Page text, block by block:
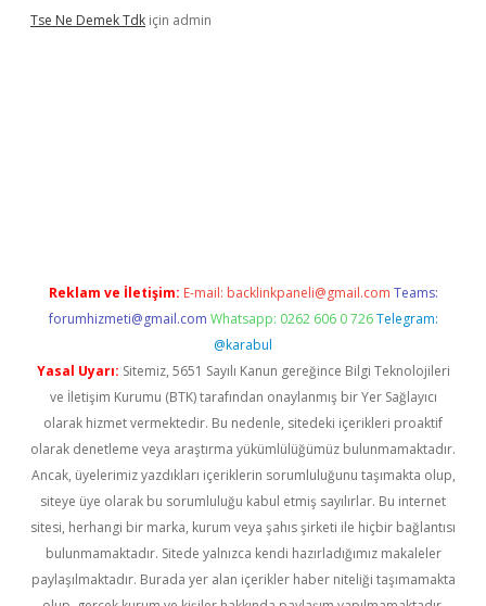
Tse Ne Demek Tdk için admin
Reklam ve İletişim: E-mail: backlinkpaneli@gmail.com Teams:
forumhizmeti@gmail.com Whatsapp: 0262 606 0 726 Telegram:
@karabul
Yasal Uyarı: Sitemiz, 5651 Sayılı Kanun gereğince Bilgi Teknolojileri
ve İletişim Kurumu (BTK) tarafından onaylanmış bir Yer Sağlayıcı
olarak hizmet vermektedir. Bu nedenle, sitedeki içerikleri proaktif
olarak denetleme veya araştırma yükümlülüğümüz bulunmamaktadır.
Ancak, üyelerimiz yazdıkları içeriklerin sorumluluğunu taşımakta olup,
siteye üye olarak bu sorumluluğu kabul etmiş sayılırlar. Bu internet
sitesi, herhangi bir marka, kurum veya şahıs şirketi ile hiçbir bağlantısı
bulunmamaktadır. Sitede yalnızca kendi hazırladığımız makaleler
paylaşılmaktadır. Burada yer alan içerikler haber niteliği taşımamakta